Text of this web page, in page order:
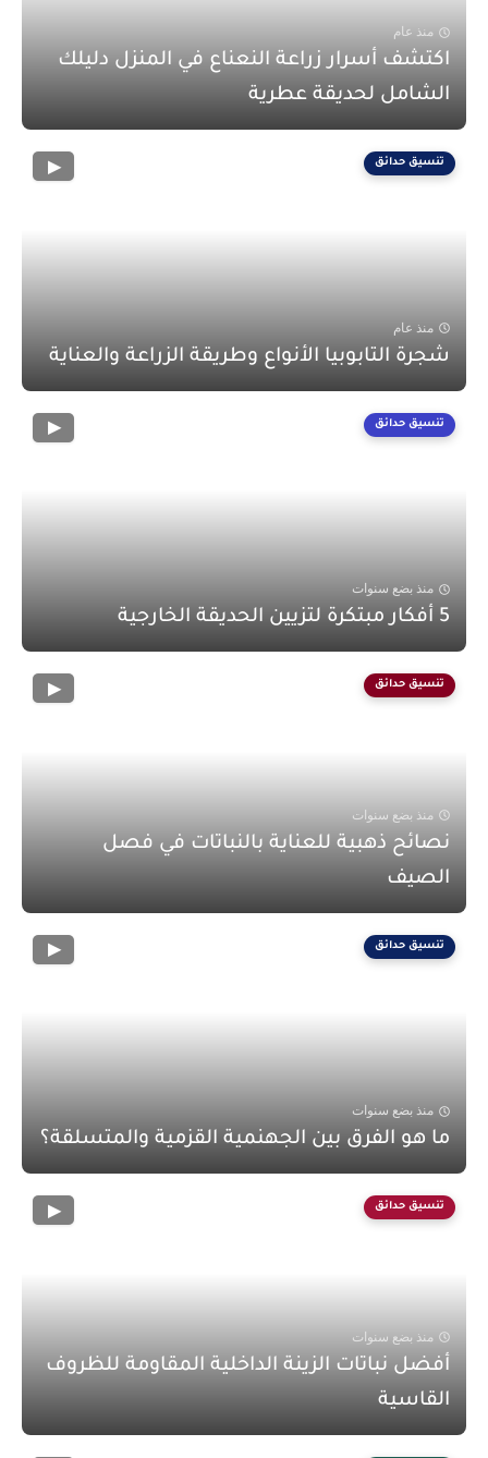
منذ عام
اكتشف أسرار زراعة النعناع في المنزل دليلك
الشامل لحديقة عطرية
تنسيق حدائق
منذ عام
شجرة التابوبيا الأنواع وطريقة الزراعة والعناية
تنسيق حدائق
منذ بضع سنوات
5 أفكار مبتكرة لتزيين الحديقة الخارجية
تنسيق حدائق
منذ بضع سنوات
نصائح ذهبية للعناية بالنباتات في فصل
الصيف
تنسيق حدائق
منذ بضع سنوات
ما هو الفرق بين الجهنمية القزمية والمتسلقة؟
تنسيق حدائق
منذ بضع سنوات
أفضل نباتات الزينة الداخلية المقاومة للظروف
القاسية